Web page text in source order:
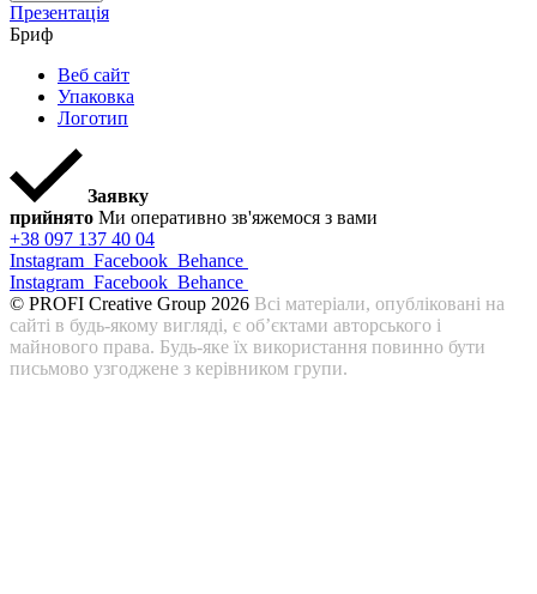
Презентація
Бриф
Веб сайт
Упаковка
Логотип
Заявку
прийнято Ми оперативно зв'яжемося з вами
+38 097 137 40 04
Instagram Facebook Behance
Instagram Facebook Behance
© PROFI Creative Group 2026 Всі матеріали, опубліковані на
сайті в будь-якому вигляді, є об’єктами авторського і
майнового права. Будь-яке їх використання повинно бути
письмово узгоджене з керівником групи.